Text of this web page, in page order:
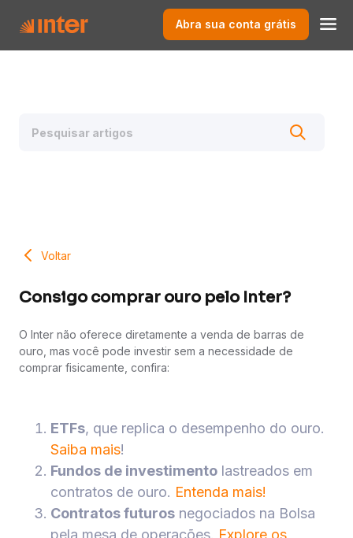
Abra sua conta grátis
Voltar
Consigo comprar ouro pelo Inter?
O Inter não oferece diretamente a venda de barras de
ouro, mas você pode investir sem a necessidade de
comprar fisicamente, confira:
ETFs, que replica o desempenho do ouro.
Saiba mais!
Fundos de investimento lastreados em
contratos de ouro. Entenda mais!
Contratos futuros negociados na Bolsa